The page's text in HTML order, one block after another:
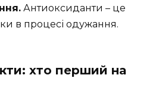
Антиоксиданти – це
в процесі одужання.
хто перший на